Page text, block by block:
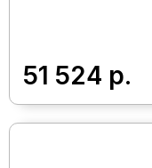
51 524 р.